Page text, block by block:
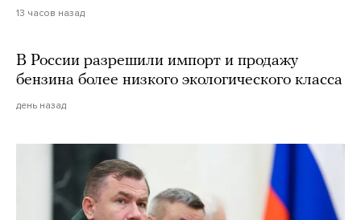
13 часов назад
В России разрешили импорт и продажу
бензина более низкого экологического класса
день назад